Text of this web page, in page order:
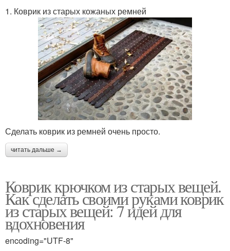
1. Коврик из старых кожаных ремней
Сделать коврик из ремней очень просто.
читать дальше →
Коврик крючком из старых вещей.
Как сделать своими руками коврик
из старых вещей: 7 идей для
вдохновения
encoding="UTF-8"